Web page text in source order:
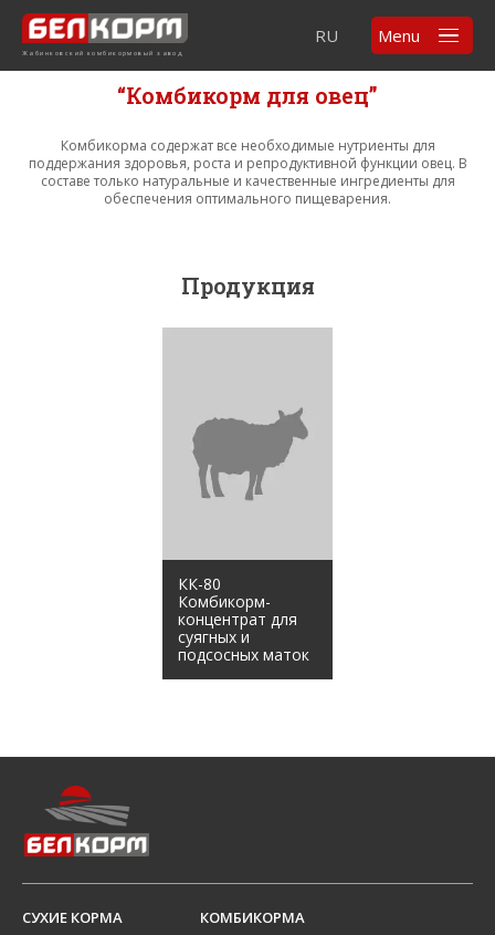
Жабинковский комбикормовый завод
RU Menu
“Комбикорм для овец”
Комбикорма содержат все необходимые нутриенты для
поддержания здоровья, роста и репродуктивной функции овец. В
составе только натуральные и качественные ингредиенты для
обеспечения оптимального пищеварения.
Продукция
КК-80
Комбикорм-
концентрат для
суягных и
подсосных маток
СУХИЕ КОРМА
КОМБИКОРМА